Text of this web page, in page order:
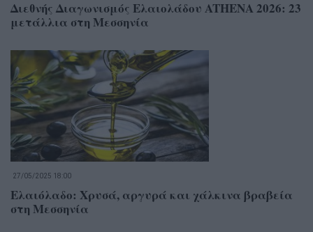
Διεθνής Διαγωνισμός Ελαιολάδου ATHENA 2026: 23
μετάλλια στη Μεσσηνία
27/05/2025 18:00
Ελαιόλαδο: Χρυσά, αργυρά και χάλκινα βραβεία
στη Μεσσηνία